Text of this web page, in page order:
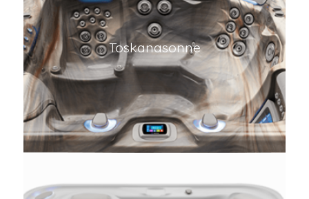
Toskanasonne